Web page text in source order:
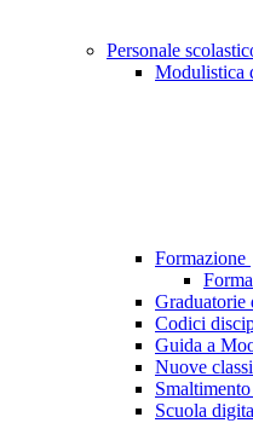
Personale
Modulistica
Formazione
Graduatorie
Codici
Guida a
Nuove
Scuola